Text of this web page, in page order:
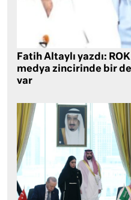
Fatih Altaylı yazdı:
medya zincirinde bir
var